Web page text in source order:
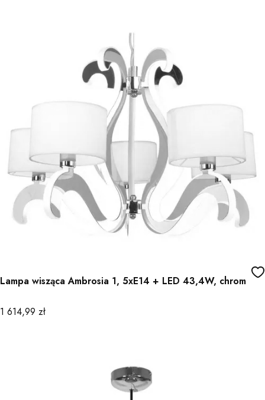
Lampa wisząca Ambrosia 1, 5xE14 + LED 43,4W, chrom
Cena
1 614,99 zł